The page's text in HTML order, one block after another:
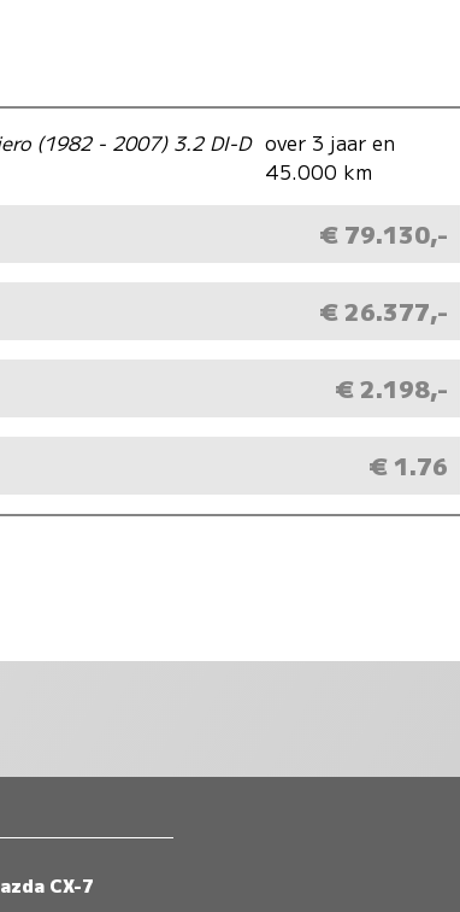
(1982 - 2007) 3.2 DI-D over 3 jaar en
45.000 km
€ 79.130,-
€ 26.377,-
€ 2.198,-
€ 1.76
CX-7